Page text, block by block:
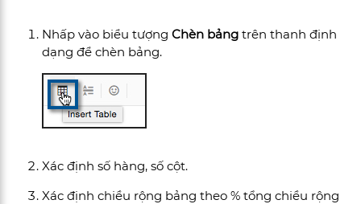
Nhấp vào biểu tượngChèn bảng trên thanh định
dạng để chèn bảng.
Xác định số hàng, số cột.
Xác định chiều rộng bảng theo % tổng chiều rộng